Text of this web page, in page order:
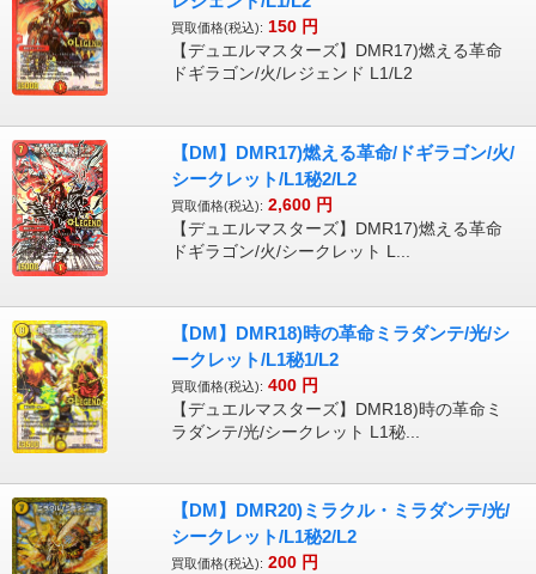
買取価格(税込): 150 円
【デュエルマスターズ】DMR17)燃える革命
ドギラゴン/火/レジェンド L1/L2
【DM】DMR17)燃える革命/ドギラゴン/火/
シークレット/L1秘2/L2
買取価格(税込): 2,600 円
【デュエルマスターズ】DMR17)燃える革命
ドギラゴン/火/シークレット L...
【DM】DMR18)時の革命ミラダンテ/光/シ
ークレット/L1秘1/L2
買取価格(税込): 400 円
【デュエルマスターズ】DMR18)時の革命ミ
ラダンテ/光/シークレット L1秘...
【DM】DMR20)ミラクル・ミラダンテ/光/
シークレット/L1秘2/L2
買取価格(税込): 200 円